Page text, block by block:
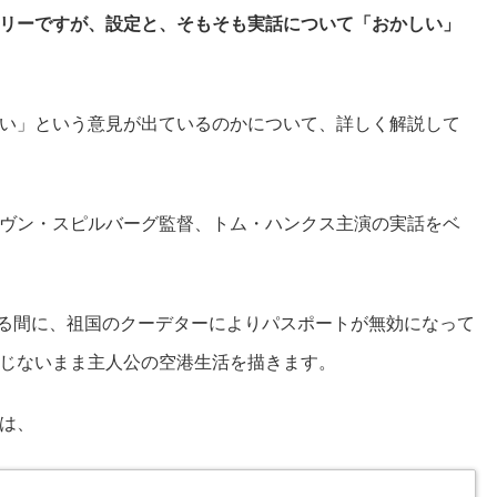
ーですが、設定と、そもそも実話について「おかしい」
」という意見が出ているのかについて、詳しく解説して
ン・スピルバーグ監督、トム・ハンクス主演の実話をベ
間に、祖国のクーデターによりパスポートが無効になって
ないまま主人公の空港生活を描きます。
、